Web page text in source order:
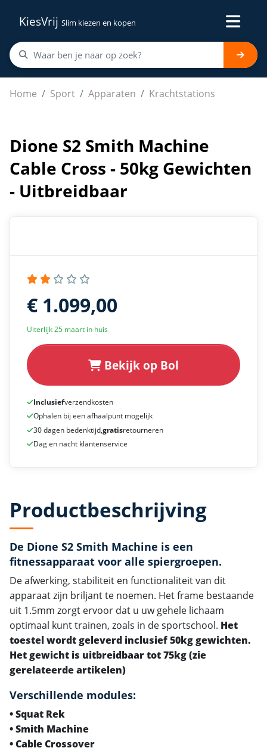
KiesVrij Slim kiezen en kopen
Home Sport Apparaten Krachtstations
Dione S2 Smith Machine Cable Cross - 50kg Gewichten
Dione S2 Smith Machine
Cable Cross - 50kg Gewichten
- Uitbreidbaar
€ 1.099,00
Uiterlijk 25 maart in huis
Bekijk op Bol
Inclusiefverzendkosten
Ophalen bij een afhaalpunt mogelijk
30 dagen bedenktijd,gratisretourneren
Dag en nacht klantenservice
Productbeschrijving
De Dione S2 Smith Machine is een
fitnessapparaat voor alle spiergroepen.
De afwerking, stabiliteit en functionaliteit van dit
apparaat zijn briljant te noemen. Het frame bestaande
uit 1.5mm zorgt ervoor dat u uw gehele lichaam
optimaal kunt trainen, zoals in de sportschool. Het
toestel wordt geleverd inclusief 50kg gewichten.
Het gewicht is uitbreidbaar tot 75kg (zie
gerelateerde artikelen)
Verschillende modules:
• Squat Rek
• Smith Machine
• Cable Crossover